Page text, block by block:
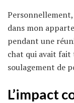
dans mon
pendant une
chat qui avait fait
soulagement de
L’impact